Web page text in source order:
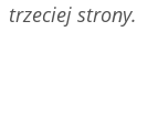
trzeciej strony.